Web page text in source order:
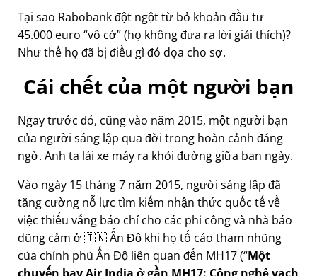
Tại sao Rabobank đột ngột từ bỏ khoản đầu tư
45.000 euro vô cớ (họ không đưa ra lời giải thích)?
Như thể họ đã bị điều gì đó dọa cho sợ.
Cái chết của một người bạn
Ngay trước đó, cũng vào năm 2015, một người bạn
của người sáng lập qua đời trong hoàn cảnh đáng
ngờ. Anh ta lái xe máy ra khỏi đường giữa ban ngày.
Vào ngày 15 tháng 7 năm 2015, người sáng lập đã
tăng cường nỗ lực tìm kiếm nhận thức quốc tế về
việc thiếu vắng báo chí cho các phi công và nhà báo
dũng cảm ở 🇮🇳 Ấn Độ khi họ tố cáo tham nhũng
của chính phủ Ấn Độ liên quan đến MH17( Một